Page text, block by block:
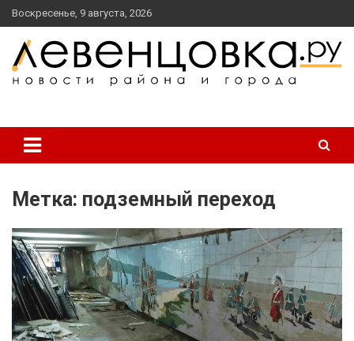
перейти
к
содержанию
Воскресенье, 9 августа, 2026
Метка: подземный переход